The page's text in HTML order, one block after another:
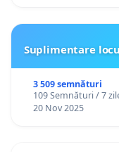
Suplimentare
3 509 semnături
109 Semnături / 7
20 Nov 2025